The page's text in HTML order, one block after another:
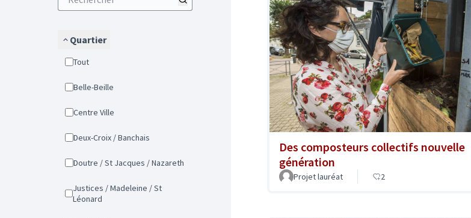
Quartier
Tout
Belle-Beille
Centre Ville
Deux-Croix / Banchais
Doutre / St Jacques / Nazareth
Justices / Madeleine / St
Léonard
Des composteurs collectifs nouvelle
génération
Projet lauréat 2